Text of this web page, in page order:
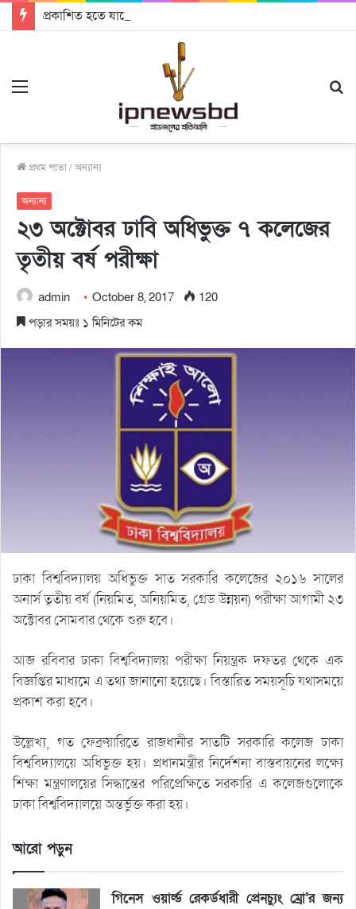
প্রকাশিত হতে যাচ্ছে দি রাবুগার নতুন গান ‘Baljanggi’
প্রথম পাতা/অন্যান্য
অন্যান্য
২৩ অক্টোবর ঢাবি অধিভুক্ত ৭ কলেজের
তৃতীয় বর্ষ পরীক্ষা
admin October 8, 2017
120
পড়ার সময়ঃ ১ মিনিটের কম
ঢাকা বিশ্ববিদ্যালয় অধিভুক্ত সাত সরকারি কলেজের ২০১৬ সালের
অনার্স তৃতীয় বর্ষ (নিয়মিত, অনিয়মিত, গ্রেড উন্নয়ন) পরীক্ষা আগামী ২৩
অক্টোবর সোমবার থেকে শুরু হবে।
আজ রবিবার ঢাকা বিশ্ববিদ্যালয় পরীক্ষা নিয়ন্ত্রক দফতর থেকে এক
বিজ্ঞপ্তির মাধ্যমে এ তথ্য জানানো হয়েছে। বিস্তারিত সময়সূচি যথাসময়ে
প্রকাশ করা হবে।
উল্লেখ্য, গত ফেব্রুয়ারিতে রাজধানীর সাতটি সরকারি কলেজ ঢাকা
বিশ্ববিদ্যালয়ে অধিভুক্ত হয়। প্রধানমন্ত্রীর নির্দেশনা বাস্তবায়নের লক্ষ্যে
শিক্ষা মন্ত্রণালয়ের সিদ্ধান্তের পরিপ্রেক্ষিতে সরকারি এ কলেজগুলোকে
ঢাকা বিশ্ববিদ্যালয়ে অন্তর্ভুক্ত করা হয়।
আরো পড়ুন
গিনেস ওয়ার্ল্ড রেকর্ডধারী প্রেনচ্যুং ম্রো’র জন্য